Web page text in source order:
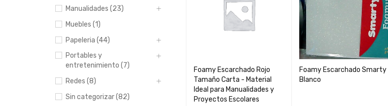
Manualidades (23)
Muebles (1)
Papeleria (44)
Portables y
entretenimiento (7)
Redes (8)
Sin categorizar (82)
Foamy Escarchado Rojo
Tamaño Carta - Material
Ideal para Manualidades y
Proyectos Escolares
Foamy Escarchado Smarty
Blanco